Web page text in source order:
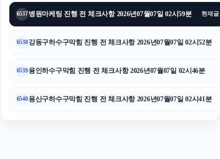
6537병원마케팅 진행 전 체크사항 2026년07월07일 02시59분 현재글
6538강동구하수구막힘 진행 전 체크사항 2026년07월07일 02시52분
6539용인하수구막힘 진행 전 체크사항 2026년07월07일 02시46분
6540용산구하수구막힘 진행 전 체크사항 2026년07월07일 02시41분